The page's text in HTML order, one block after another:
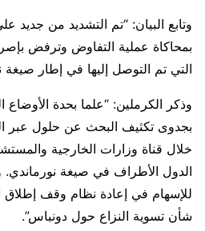
وتابع البيان: “تم التشديد من
بمحاكاة عملية التفاوض وترفض
التي تم التوصل إليها في إطار صيغة
وذكر الكرملين: “علما بحدة الأوضاع
بجدوى تكثيف البحث عن حلول عبر
خلال قناة وزارات الخارجية
الدول الأطراف في صيغة نورماندي.
للإسهام في إعادة نظام وقف إطلاق
شأن تسوية النزاع حول دونباس”.